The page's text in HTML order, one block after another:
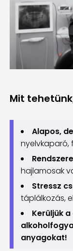
Mit
Alapos,
nyelvkaparó,
hajlamosak
Stressz
táplálkozás,
Kerüljük
anyagokat!